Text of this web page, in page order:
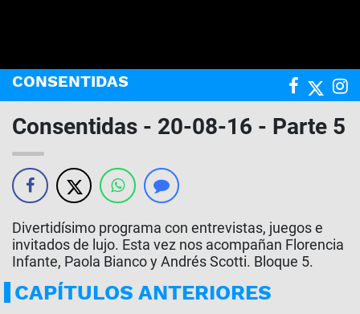
CONSENTIDAS
Consentidas - 20-08-16 - Parte 5
Divertidísimo programa con entrevistas, juegos e
invitados de lujo. Esta vez nos acompañan Florencia
Infante, Paola Bianco y Andrés Scotti. Bloque 5.
CAPÍTULOS ANTERIORES